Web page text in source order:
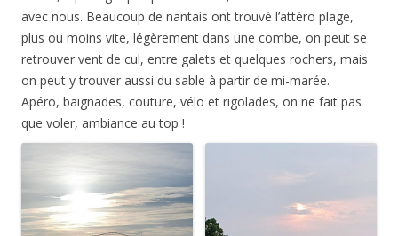
avec nous. Beaucoup de nantais ont trouvé l’attéro plage,
plus ou moins vite, légèrement dans une combe, on peut se
retrouver vent de cul, entre galets et quelques rochers, mais
on peut y trouver aussi du sable à partir de mi-marée.
Apéro, baignades, couture, vélo et rigolades, on ne fait pas
que voler, ambiance au top !